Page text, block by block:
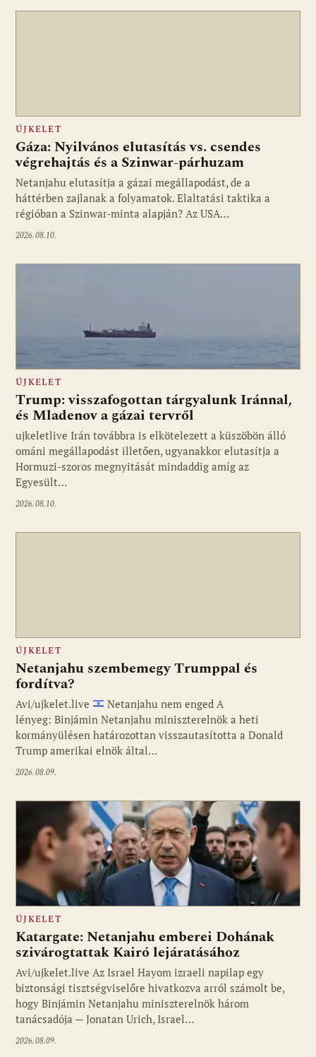
ÚJKELET
Gáza: Nyilvános elutasítás vs. csendes
végrehajtás és a Szinwar-párhuzam
Netanjahu elutasítja a gázai megállapodást, de a
háttérben zajlanak a folyamatok. Elaltatási taktika a
régióban a Szinwar-minta alapján? Az USA…
2026.08.10.
Fotó: ujkelet.live
ÚJKELET
Trump: visszafogottan tárgyalunk Iránnal,
és Mladenov a gázai tervről
ujkeletlive Irán továbbra is elkötelezett a küszöbön álló
ománi megállapodást illetően, ugyanakkor elutasítja a
Hormuzi-szoros megnyitását mindaddig amíg az
Egyesült…
2026.08.10.
ÚJKELET
Netanjahu szembemegy Trumppal és
fordítva?
Avi/ujkelet.live
Netanjahu nem enged A
lényeg: Binjámin Netanjahu miniszterelnök a heti
kormányülésen határozottan visszautasította a Donald
Trump amerikai elnök által…
2026.08.09.
ÚJKELET
Katargate: Netanjahu emberei Dohának
szivárogtattak Kairó lejáratásához
Avi/ujkelet.live Az Israel Hayom izraeli napilap egy
biztonsági tisztségviselőre hivatkozva arról számolt be,
hogy Binjámin Netanjahu miniszterelnök három
tanácsadója — Jonatan Urich, Israel…
2026.08.09.